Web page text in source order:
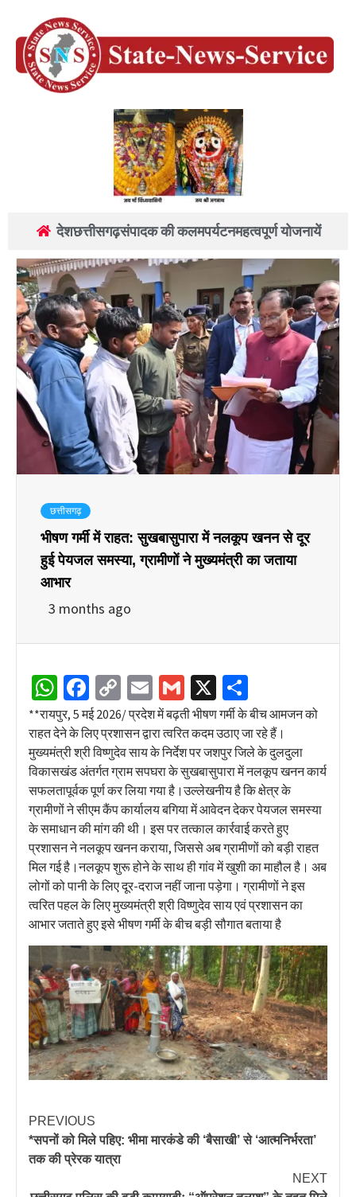
देशछत्तीसगढ़संपादक की कलमपर्यटनमहत्वपूर्ण योजनायें
छत्तीसगढ़
भीषण गर्मी में राहत: सुखबासुपारा में नलकूप खनन से दूर
हुई पेयजल समस्या, ग्रामीणों ने मुख्यमंत्री का जताया
आभार
3 months ago
WhatsApp
Facebook
Copy
Link
EmailGmail
X
**रायपुर, 5 मई 2026/ प्रदेश में बढ़ती भीषण गर्मी के बीच आमजन को
राहत देने के लिए प्रशासन द्वारा त्वरित कदम उठाए जा रहे हैं।
मुख्यमंत्री श्री विष्णुदेव साय के निर्देश पर जशपुर जिले के दुलदुला
विकासखंड अंतर्गत ग्राम सपघरा के सुखबासुपारा में नलकूप खनन कार्य
सफलतापूर्वक पूर्ण कर लिया गया है।उल्लेखनीय है कि क्षेत्र के
ग्रामीणों ने सीएम कैंप कार्यालय बगिया में आवेदन देकर पेयजल समस्या
के समाधान की मांग की थी। इस पर तत्काल कार्रवाई करते हुए
प्रशासन ने नलकूप खनन कराया, जिससे अब ग्रामीणों को बड़ी राहत
मिल गई है।नलकूप शुरू होने के साथ ही गांव में खुशी का माहौल है। अब
लोगों को पानी के लिए दूर-दराज नहीं जाना पड़ेगा। ग्रामीणों ने इस
त्वरित पहल के लिए मुख्यमंत्री श्री विष्णुदेव साय एवं प्रशासन का
आभार जताते हुए इसे भीषण गर्मी के बीच बड़ी सौगात बताया है
PREVIOUS
*​सपनों को मिले पहिए: भीमा मारकंडे की ‘बैसाखी’ से ‘आत्मनिर्भरता’
तक की प्रेरक यात्रा
NEXT